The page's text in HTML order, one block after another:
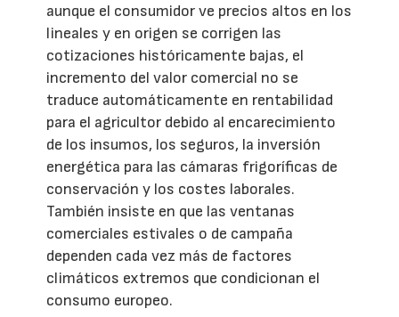
aunque el consumidor ve precios altos en los
lineales y en origen se corrigen las
cotizaciones históricamente bajas, el
incremento del valor comercial no se
traduce automáticamente en rentabilidad
para el agricultor debido al encarecimiento
de los insumos, los seguros, la inversión
energética para las cámaras frigoríficas de
conservación y los costes laborales.
También insiste en que las ventanas
comerciales estivales o de campaña
dependen cada vez más de factores
climáticos extremos que condicionan el
consumo europeo.